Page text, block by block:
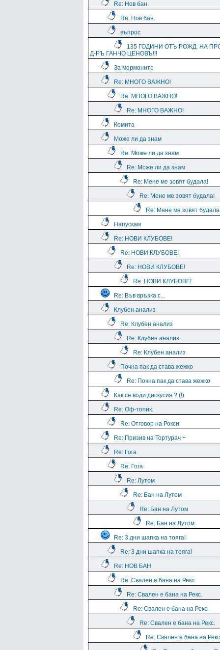
Re: Нов бан.
Re: Нов бан.
въпрос
135 ГОДИНИ ОТЪ РОЖД. НА
Д-РЪ ГАНЧО ЦЕНОВЪ!!!
За мормоните
Re: МНОГО ВАЖНО!
Re: МНОГО ВАЖНО!
Re: МНОГО ВАЖНО!
Комита
Може ли да знам
Re: Може ли да знам
Re: Може ли да знам
Re: Мене ме зовят будала!
Re: Мене ме зовят будала!
Re: Мене ме зовят
Напускам
Re: НОВИ КЛУБОВЕ!
Re: НОВИ КЛУБОВЕ!
Re: НОВИ КЛУБОВЕ!
Re: НОВИ КЛУБОВЕ!
Re: Във връзка с...
Клубен анализ
Re: Клубен анализ
Re: Клубен анализ
Re: Клубен анализ
Почна пак да става жежко
Re: Почна пак да става жежко
Как се води дискусия ? (!)
Re: Оф-топик.
Re: Отговор на Рокси
Re: Призив на Тортурач +
Re: Гога
Re: Гога
Re: Лутом
Re: Бан на Лутом
Re: Бан на Лутом
Re: Бан на Лутом
Re: 3 дни шапка на тояга!
Re: 3 дни шапка на тояга!
Re: НОВ БАН
Re: Свален е бана на Рекс.
Re: Свален е бана на Рекс.
Re: Свален е бана на Рекс.
Re: Свален е бана на Рекс.
Re: Свален е бана на